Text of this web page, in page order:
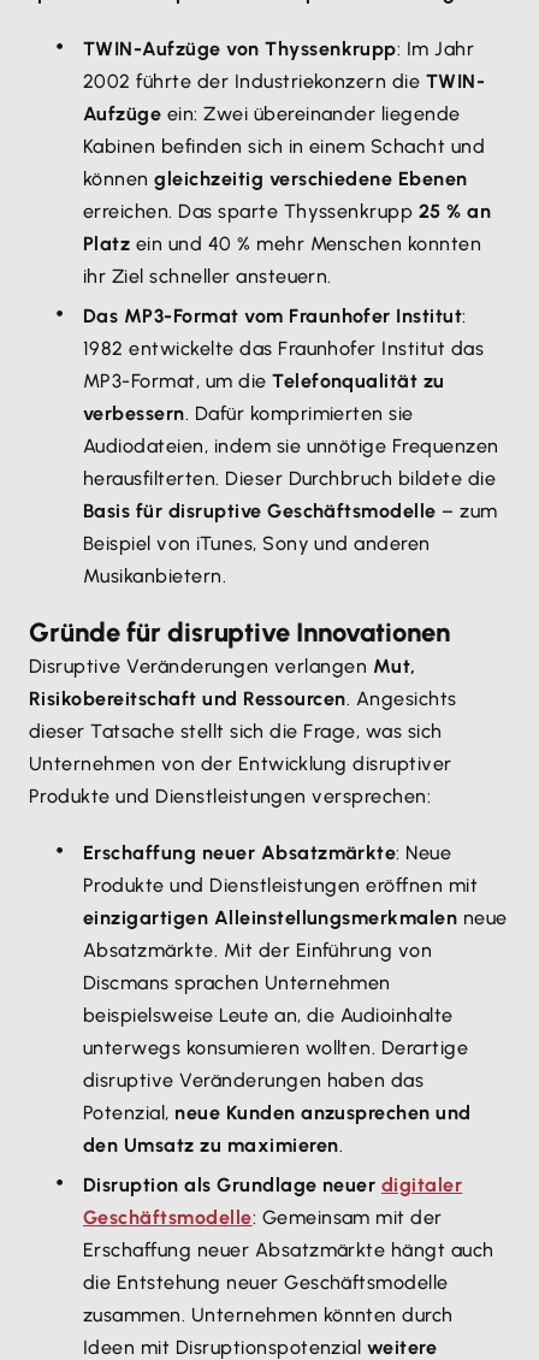
TWIN-Aufzüge von Thyssenkrupp: Im Jahr
2002 führte der Industriekonzern die TWIN-
Aufzüge ein: Zwei übereinander liegende
Kabinen befinden sich in einem Schacht und
könnengleichzeitig verschiedene Ebenen
erreichen. Das sparte Thyssenkrupp 25 % an
Platz ein und 40 % mehr Menschen konnten
ihr Ziel schneller ansteuern.
Das MP3-Format vom Fraunhofer Institut:
1982 entwickelte das Fraunhofer Institut das
MP3-Format, um dieTelefonqualität zu
verbessern. Dafür komprimierten sie
Audiodateien, indem sie unnötige Frequenzen
herausfilterten. Dieser Durchbruch bildete die
Basis für disruptive Geschäftsmodelle – zum
Beispiel von iTunes, Sony und anderen
Musikanbietern.
Gründe für disruptive Innovationen
Disruptive Veränderungen verlangen Mut,
Risikobereitschaft und Ressourcen. Angesichts
dieser Tatsache stellt sich die Frage, was sich
Unternehmen von der Entwicklung disruptiver
Produkte und Dienstleistungen versprechen:
Erschaffung neuer Absatzmärkte: Neue
Produkte und Dienstleistungen eröffnen mit
einzigartigen Alleinstellungsmerkmalen neue
Absatzmärkte. Mit der Einführung von
Discmans sprachen Unternehmen
beispielsweise Leute an, die Audioinhalte
unterwegs konsumieren wollten. Derartige
disruptive Veränderungen haben das
Potenzial, neue Kunden anzusprechen und
den Umsatz zu maximieren.
Disruption als Grundlage neuer digitaler
Geschäftsmodelle: Gemeinsam mit der
Erschaffung neuer Absatzmärkte hängt auch
die Entstehung neuer Geschäftsmodelle
zusammen. Unternehmen könnten durch
Ideen mit Disruptionspotenzial weitere